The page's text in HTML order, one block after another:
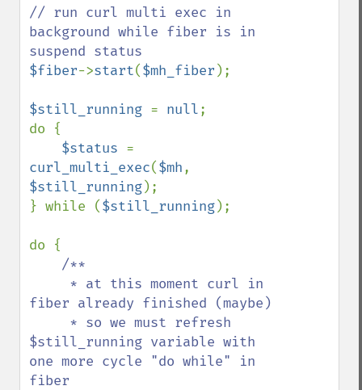
// run curl multi exec in
background while fiber is in
$fiber->start($mh_fiber );
$still_running = null;
do {
$status
curl_multi_exec($mh
$still_running);
} while ($still_running);
do {
/**
fiber already finished (maybe)
$still_running variable with
one more cycle "do while" in
fiber